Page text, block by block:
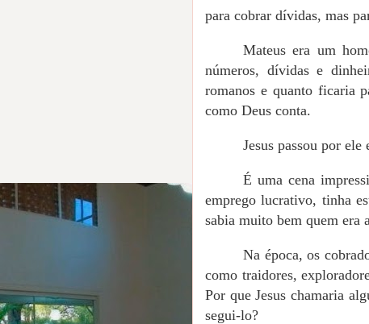
para cobrar dívidas, mas
Mateus era um
números, dívidas e
romanos e quanto ficaria
como Deus conta.
Jesus passou por ele
É uma cena
emprego lucrativo, tinha
sabia muito bem quem era
Na época, os
como traidores,
Por que Jesus chamaria
segui-lo?